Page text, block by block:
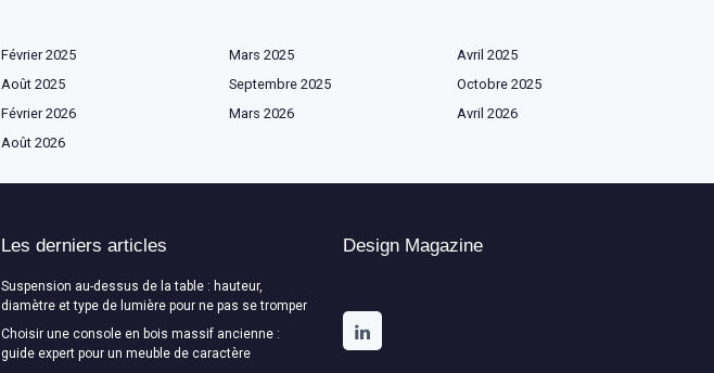
Février 2025 Mars 2025
Avril 2025
Août 2025 Septembre 2025
Octobre 2025
Février 2026 Mars 2026
Avril 2026
Août 2026
Les derniers articles
Suspension au-dessus de la table : hauteur,
diamètre et type de lumière pour ne pas se tromper
Choisir une console en bois massif ancienne :
guide expert pour un meuble de caractère
Design Magazine